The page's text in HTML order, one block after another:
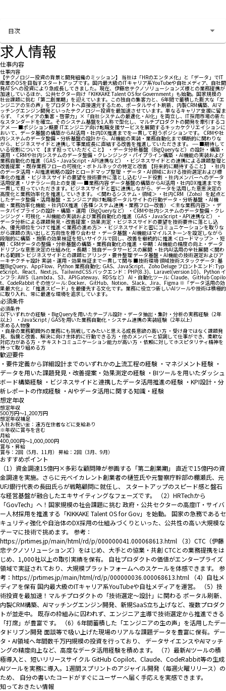
目次
求人情報
仕事内容
仕事内容
【テクノロジー投資の背景と開発組織のミッション】 当社は「HRのエンタメ化」と「データ」でIT
産業のOSを目指すスタートアップです。国内最大級のITキャリア系YouTubeや自社メディア、自社開
発ATSへの投資により急成長してきました。現在、伊藤忠テクノソリューションズ様との業務提携が
加速しているほか、公共セクター向け「KIKKAKE Talent OS for Government」も始動。国家規模の
社会課題に挑む「第二創業期」を迎えています。この独自の集客力と、6年間で蓄積した膨大な「エ
ンジニアの生の声」をプロダクトへ直接還元するため、ポータルサイト刷新、内製CRM構築、AIマ
ッチングエンジン開発といったテクノロジー投資を最加速させています。単なるキャリア支援に留ま
らず、「メディアの集客・啓蒙力」×「自社システムの最適化・AI化」を両立し、IT採用市場の新た
なスタンダードを確立。そのシステム基盤を1人称で型化し、マルチプロダクトの開発を牽引するコ
アメ ---- ■ポジション概要 ITエンジニア向け転職支援サービスを展開するキッカケクリエイションに
おいて、データ基盤の構築からAI活用・社内DX推進までを一貫して担うポジションです。 CRMや社
内システムのデータ整備・分析基盤の設計から、AI機能の実装・業務自動化まで横断的に関わりな
がら、ビジネスサイドと連携して事業成長に直結する改善を推進していただきます。 ---- ■期待して
いる役割について 【まず担っていただくこと】 ・データ分析基盤（BigQueryなど）の設計・構築・
運用 ・CRMや社内システムのデータ整備・クレンジング・パイプライン構築 ・AI機能の実装および
業務自動化の推進（GAS・JavaScript・API連携など） ・ビジネスサイドとの連携による課題整理と
改善提案 ・既存業務フローの可視化・ボトルネックの特定と改善 【将来的に期待すること】 ・社内
のデータ活用・AI推進戦略の設計とロードマップ整理 ・データ・AI領域における技術選定および標
準化の推進 ・ビジネスサイドの要望を技術要件に落とし込むリード役割 ・社内メンバーへのデータ
活用促進・リテラシー向上の支援 ---- ■業務内容 データ基盤の構築からAI活用・社内DX推進までを
一貫して担っていただきます。ビジネスサイドと密に連携しながら、データを活用した意思決定の
高度化と業務効率化を推進していきます。 ＜関わるシステム・領域＞ ・社内CRM（Zoho）を起点と
したデータ整備・活用基盤 ・エンジニア向け転職ポータルサイトの行動データ・分析基盤 ・AI機
能・業務効率化機能 ・社内DX推進（各種システム連携・業務フロー改善） ＜主な業務内容＞ ・デ
ータパイプラインの設計・構築・運用（BigQueryなど） ・CRMや社内システムのデータ整備・クレ
ンジング・可視化 ・AI機能の実装および業務自動化の推進（GAS・JavaScript・API連携など） ・
データ分析による課題発見・改善提案・効果測定 ・ビジネスサイドの要望を技術要件に落とし込
み、優先順位をつけて推進 ＜業務の進め方＞ ・ビジネスサイドと密にコミュニケーションを取りな
がら課題の洗い出しと方向性を擦り合わせ ・データ基盤・AI機能はマイルストーンを設定しながら
段階的に構築 ・施策の効果検証を短いサイクルで回し、改善を継続的に推進 ＜ロードマップ＞ ・短
期：CRMデータの整備・分析基盤の構築・業務自動化の推進 ・中期：AI機能の精度の向上・データ
ドリブンな意思決定の仕組み化 ・長期：独自データサービスの展開 ・社内AI活用の全社展開 ＜関わ
れる範囲＞ ビジネスサイドとの課題ヒアリング・要件整理 データ基盤・AI機能の技術選定およびア
ーキテクチャ設計 実装・運用・効果検証まで一貫して関与 ■技術環境 領域技術スタックデータ: 基
盤BigQuery、AppFlow、Python 業務自動化: GAS、JavaScript、Zoho Deluge フロントエンド: Typ
eScript、React、Next.js、TailwindCSS バックエンド：PHP(8.3)、Laravel(version 10)、Python イ
ンフラ: AWS（Lambda、S3、APIGateway、RDSなど） AI・自動化ツール: Claude、GitHub Copilo
t、CodeRabbit その他ツール: Docker、GitHub、Notion、Slack、Jira、Figma ※「データ活用の効
果最大化」と「推進スピード」を最優先する文化です。業務に役立つ新しいAIツールや技術は積極的
に取り入れ、常に最適な環境を追求しています。
必須条件
必須条件
以下いずれかの経験 ・BigQueryを用いたテーブル設計・データ抽出・集計・分析の実務経験（2年
以上） ・JavaScript / GASを用いた業務自動化・システム連携の実装経験（2年以上）
求める人物像
・自身の業務範囲外の業務にも挑戦してみたいと思える成長意欲の高い方 ・受け身ではなく課題発
見、指摘と改善、解決に向け主体的に行動できる方 ・他のメンバーと協調して仕事ができ、柔軟な
対応力がある方 ・テキストコミュニケーション能力が高い方 ・依頼に対してホスピタリティ精神を
持って取り組める方
歓迎要件
・要件定義から詳細設計までのいずれかの上流工程の経験 ・マネジメント経験 ・
データを用いた課題発見・改善提案・効果測定の経験 ・BIツールを用いたダッシュ
ボード構築経験 ・ビジネスサイドと連携したデータ活用推進の経験 ・KPI設計・分
析レポートの作成経験 ・AIやデータ活用に関する知識・経験
想定年収
想定年収
500万円〜1,200万円
想定年収補足
入社お祝い金：遠方在住者などに支給あり
※年収に賞与を含む
月給
400,000円〜1,000,000円
賞与・昇給
賞与：2回（5月、11月） 昇給：2回（3月、9月）
おすすめポイント
（1）資金調達15億円×多彩な顧問陣が参画する「第二創業期」 直近で15億円の資
金調達を実施。さらに元ベイカレント創業者の樋笠氏や元警察庁幹部の棚瀬氏、元
UFJ銀行代表の長田氏らが戦略顧問に就任し、 スタートアップのスピード感と盤石
な経営基盤が融合したエキサイティングなフェーズです。 （2）HRTechから
「GovTech」へ！国家規模の社会課題に挑む 政府・公共セクターの高度IT・サイバ
ー人材採用を推進する「KIKKAKE Talent OS for Gov」を始動。 国家の急務であるセ
キュリティ強化や自治体のDX採用の仕組みづくりといった、公共性の高い大規模な
テーマに技術で挑めます。 参考：
https://prtimes.jp/main/html/rd/p/000000041.000068613.html （3）CTC（伊藤
忠テクノソリューションズ）をはじめ、大手との協業・共創 CTCとの業務提携をは
じめ、1,000社以上の取引実績を保有。 自社プロダクトの価値がエンタープライズ
領域で実証されており、大規模プラットフォームへのスケールを体感できます。 参
考：https://prtimes.jp/main/html/rd/p/000000036.000068613.html （4）自社メ
ディアを保有 国内最大級のITキャリア系YouTubeや自社メディアを運営。 （5）技
術投資を最加速！マルチプロダクトの「技術選定〜設計」に関わる ポータル刷新、
内製CRM構築、AIマッチングエンジン開発、新規SaaS立ち上げなど、複数プロダク
トが並走中。 既存の枠組みに囚われず、エンジニア主導で技術選定から推進できる
「打席」が豊富です。 （6）6年間蓄積した「エンジニアの生の声」を活用したデー
タドリブン開発 面談等で吸い上げた現場のリアルな課題データを豊富に保有。デー
タ・AI領域へ年間数千万円規模の投資を行っており、 データサイエンスやAIマッチ
ングの精度向上など、高度なデータ活用経験を積めます。 （7）最新AIツールの積
極導入と、短いリリースサイクル GitHub Copilot、Claude、CodeRabbit等の生成
AIツールを実務に導入。1週間スプリントのアジャイル開発（毎週火曜リリース）の
ため、 自分の書いたコードがすぐにユーザーへ届く手応えを実感できます。
知っておきたい情報